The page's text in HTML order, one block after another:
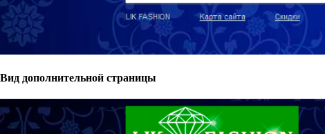
Вид дополнительной страницы